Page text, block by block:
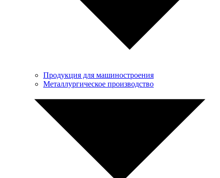
Продукция для машиностроения
Металлургическое производство